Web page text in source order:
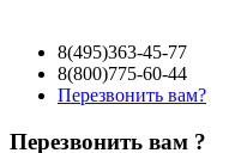
8(495)363-45-77
8(800)775-60-44
Перезвонить вам?
Перезвонить вам ?